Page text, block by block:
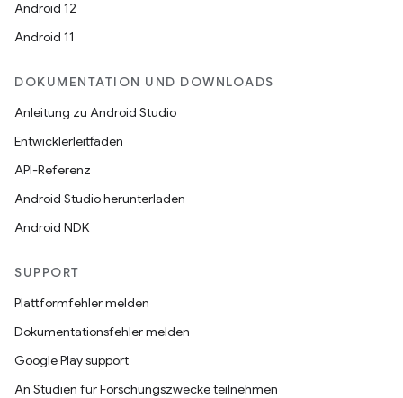
Android 12
Android 11
DOKUMENTATION UND DOWNLOADS
Anleitung zu Android Studio
Entwicklerleitfäden
API-Referenz
Android Studio herunterladen
Android NDK
SUPPORT
Plattformfehler melden
Dokumentationsfehler melden
Google Play support
An Studien für Forschungszwecke teilnehmen